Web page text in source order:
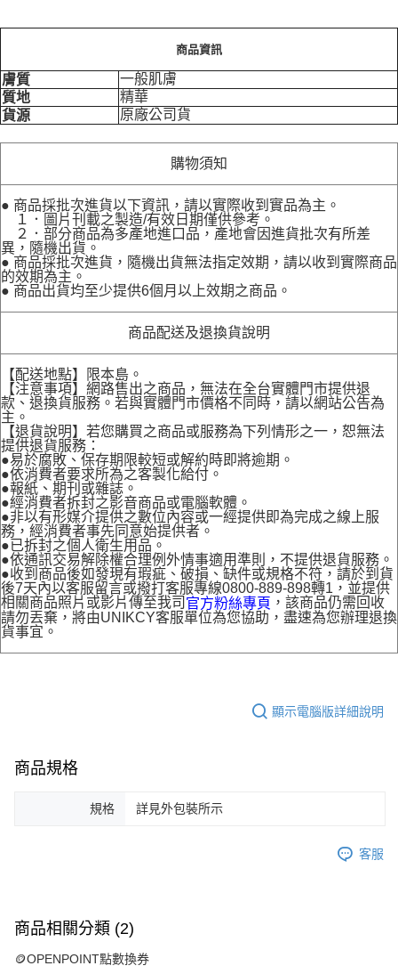
商品資訊
膚質
一般肌膚
質地
精華
貨源
原廠公司貨
購物須知
● 商品採批次進貨以下資訊，請以實際收到實品為主。
１．圖片刊載之製造/有效日期僅供參考。
２．部分商品為多產地進口品，產地會因進貨批次有所差
異，隨機出貨。
● 商品採批次進貨，隨機出貨無法指定效期，請以收到實際商品
的效期為主。
● 商品出貨均至少提供6個月以上效期之商品。
商品配送及退換貨說明
【配送地點】限本島。
【注意事項】網路售出之商品，無法在全台實體門市提供退
款、退換貨服務。若與實體門市價格不同時，請以網站公告為
主。
【退貨說明】若您購買之商品或服務為下列情形之一，恕無法
提供退貨服務：
●易於腐敗、保存期限較短或解約時即將逾期。
●依消費者要求所為之客製化給付。
●報紙、期刊或雜誌。
●經消費者拆封之影音商品或電腦軟體。
●非以有形媒介提供之數位內容或一經提供即為完成之線上服
務，經消費者事先同意始提供者。
●已拆封之個人衛生用品。
●依通訊交易解除權合理例外情事適用準則，不提供退貨服務。
●收到商品後如發現有瑕疵、破損、缺件或規格不符，請於到貨
後7天內以客服留言或撥打客服專線0800-889-898轉1，並提供
相關商品照片或影片傳至我司 官方粉絲專頁 ，該商品仍需回收
請勿丟棄，將由UNIKCY客服單位為您協助，盡速為您辦理退換
貨事宜。
顯示電腦版詳細說明
商品規格
規格 詳見外包裝所示
客服
商品相關分類 (2)
🪙OPENPOINT點數換券